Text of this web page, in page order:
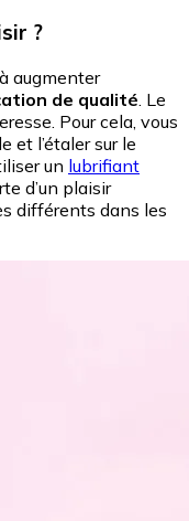
?
augmenter
de qualité. Le
Pour cela, vous
et l’étaler sur le
un lubrifiant
d’un plaisir
différents dans les